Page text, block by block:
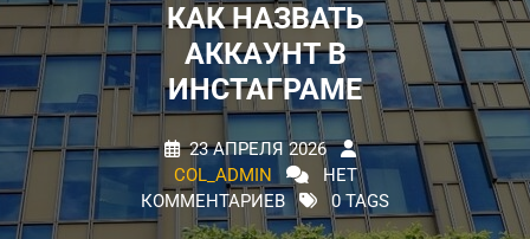
КАК НАЗВАТЬ
АККАУНТ В
ИНСТАГРАМЕ
23 АПРЕЛЯ 2026
COL_ADMIN
НЕТ
КОММЕНТАРИЕВ
0 TAGS